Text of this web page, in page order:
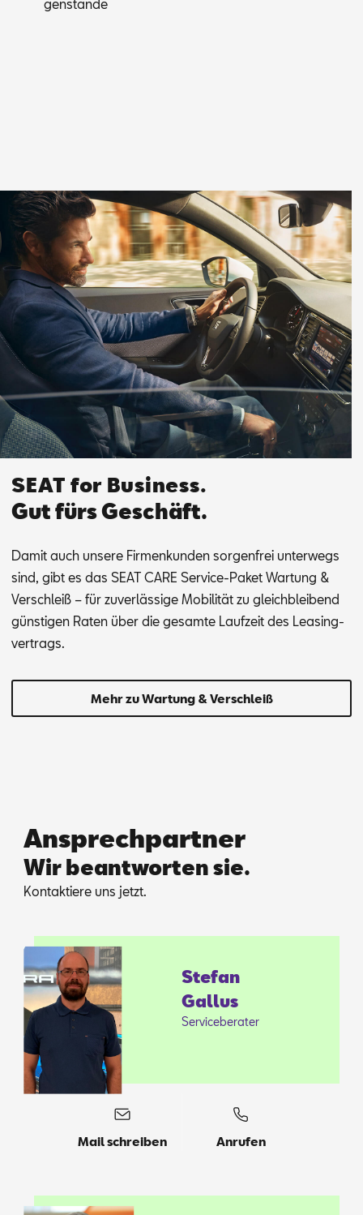
gen­stän­de
SEAT for Business.
Gut fürs Geschäft.
Da­mit auch un­se­re Fir­men­kun­den sor­gen­frei un­ter­wegs
sind, gibt es das SEAT CARE Ser­vice-Pa­ket War­tung &
Ver­schleiß – für zu­ver­läs­si­ge Mo­bi­li­tät zu gleich­blei­bend
güns­ti­gen Ra­ten über die ge­sam­te Lauf­zeit des Lea­sing­
ver­trags.
Mehr zu Wartung & Verschleiß
Ansprechpartner
Wir beantworten sie.
Kon­tak­tie­re uns jetzt.
Ste­fan
Gal­lus
Ser­vice­be­ra­ter
Mail schreiben Anrufen